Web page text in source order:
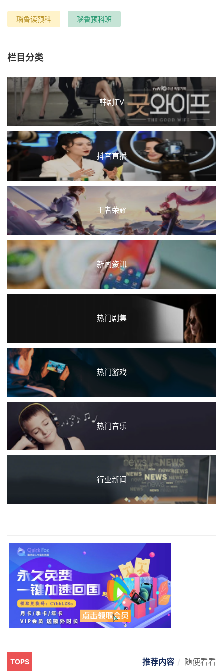
瑙鲁读预科 瑙鲁预科班
栏目分类
韩剧TV
抖音直播
王者荣耀
新闻资讯
热门剧集
热门游戏
热门音乐
行业新闻
TOPS 推荐内容 随便看看